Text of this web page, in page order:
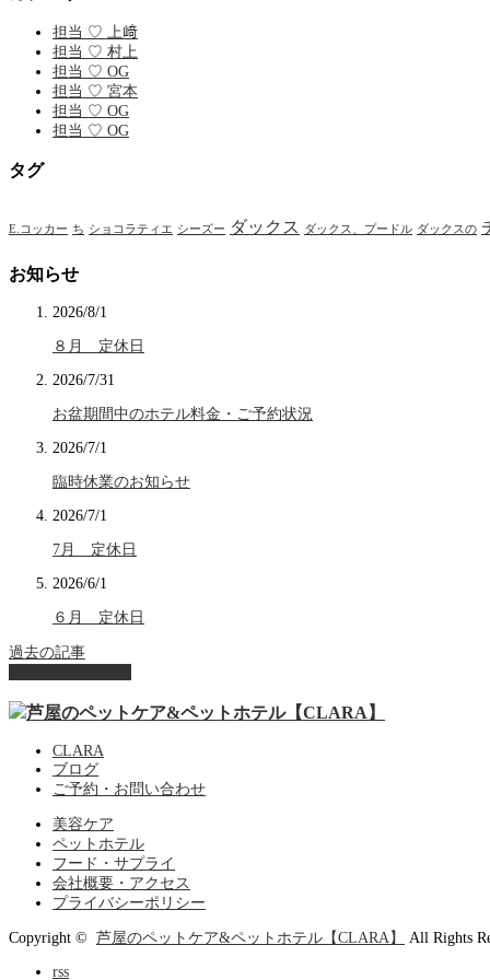
担当 ♡ 上﨑
担当 ♡ 村上
担当 ♡ OG
担当 ♡ 宮本
担当 ♡ OG
担当 ♡ OG
タグ
E.コッカー ち ショコラティエ シーズー ダックス ダックス、プードル ダックスの
お知らせ
2026/8/1
８月 定休日
2026/7/31
お盆期間中のホテル料金・ご予約状況
2026/7/1
臨時休業のお知らせ
2026/7/1
7月 定休日
2026/6/1
６月 定休日
過去の記事
CLARA
ブログ
ご予約・お問い合わせ
美容ケア
ペットホテル
フード・サプライ
会社概要・アクセス
プライバシーポリシー
Copyright © 芦屋のペットケア&ペットホテル【CLARA】 All Rights
rss